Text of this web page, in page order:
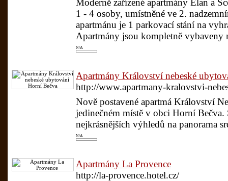
Moderně zařízené apartmány Elan a
1 - 4 osoby, umístněné ve 2.
apartmánu je 1 parkovací stání na
Apartmány jsou kompletně vybaveny
N/A
Apartmány Království nebeské
http://www.apartmany-kralovstvi-
Nově postavené apartmá Království
jedinečném místě v obci Horní
nejkrásnějších výhledů na panorama
N/A
Apartmány La Provence
http://la-provence.hotel.cz/